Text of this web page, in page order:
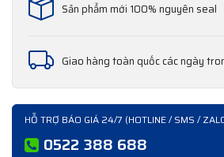
Sản phẩm mới 100% nguyên seal
Giao hàng toàn quốc các ngày
HỖ TRỢ BÁO GIÁ 24/7 (HOTLINE / SMS /
0522 388 688